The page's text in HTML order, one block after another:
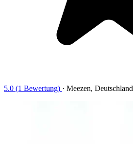
5.0 (1 Bewertung) · Meezen, Deutschland